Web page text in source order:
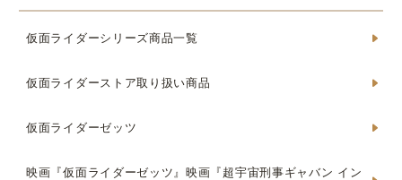
仮面ライダーシリーズ商品一覧
仮面ライダーストア取り扱い商品
仮面ライダーゼッツ
映画『仮面ライダーゼッツ』映画『超宇宙刑事ギャバン イン